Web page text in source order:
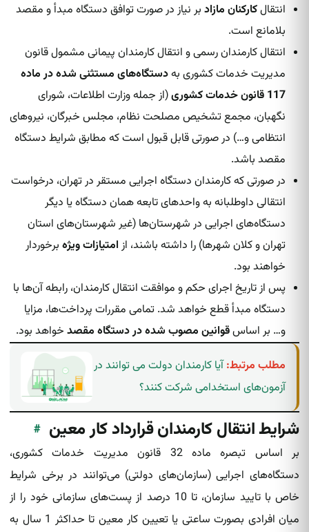
انتقالکارکنان مازاد بر نیاز در صورت توافق دستگاه مبدأ و مقصد
بلامانع است.
انتقال کارمندان رسمی و انتقال کارمندان پیمانی مشمول قانون
مدیریت خدمات کشوری بهدستگاه‌های مستثنی شده‌ در ماده
117 قانون خدمات کشوری
(از جمله وزارت اطلاعات، شورای
نگهبان، مجمع تشخیص مصلحت نظام، مجلس خبرگان، نیروهای
انتظامی و…) در صورتی قابل قبول است که مطابق شرایط دستگاه
مقصد باشد.
در صورتی که کارمندان دستگاه اجرایی مستقر در تهران، درخواست
انتقالی داوطلبانه به واحدهای تابعه همان دستگاه یا دیگر
دستگاه‌های اجرایی در شهرستان‌ها (غیر شهرستان‌های استان
تهران و کلان شهرها) را داشته باشند، از امتیازات ویژه برخوردار
خواهند بود.
پس از تاریخ اجرای حکم و موافقت انتقال کارمندان، رابطه آن‌ها با
دستگاه مبدأ قطع خواهد شد. تمامی مقررات پرداخت‌ها، مزایا
و… بر اساسقوانین مصوب شده‌ در دستگاه‌ مقصد خواهد بود.
مطلب مرتبط:آیا کارمندان دولت می توانند در
آزمون‌های استخدامی شرکت کنند؟
شرایط انتقال کارمندان قرارداد کار معین #
بر اساس تبصره ماده 32 قانون مدیریت خدمات کشوری،
دستگاه‌های اجرایی (سازمان‌های دولتی) می‌توانند در برخی شرایط
خاص با تایید سازمان، تا 10 درصد از پست‌های سازمانی خود را از
میان افرادی بصورت ساعتی یا تعیین کار معین تا حداکثر 1 سال به